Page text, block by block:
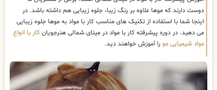
دوست دارند که موها علاوه بر رنگ زیبا، جلوه زیبایی هم داشته باشد. در
اینجا شما با استفاده از تکنیک های مناسب کار با مواد به موها جلوه زیبایی
می دهید. در دوره پیشرفته کار با مواد در مینای شمالی هنرجویان کار با انواع
مواد شیمیایی مو را آموزش خواهند دید.